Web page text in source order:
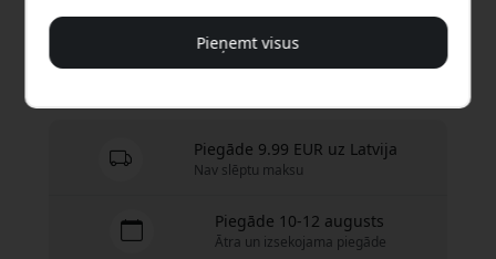
Piegāde 9.99 EUR uz Latvija
Nav slēptu maksu
Piegāde 10-12 augusts
Ātra un izsekojama piegāde
Pieņemt visus